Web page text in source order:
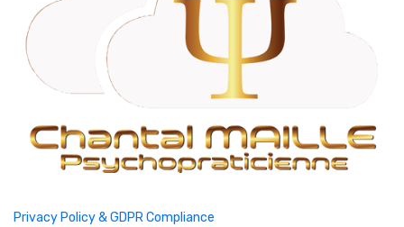
Privacy Policy & GDPR Compliance